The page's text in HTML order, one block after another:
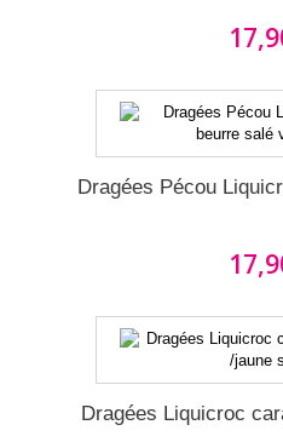
Dragées Pécou
Dragées Liquicroc